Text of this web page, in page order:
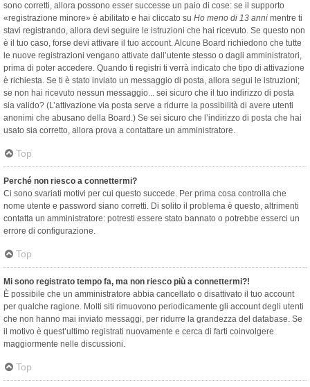
sono corretti, allora possono esser successe un paio di cose: se il supporto
«registrazione minore» è abilitato e hai cliccato su Ho meno di 13 anni mentre ti
stavi registrando, allora devi seguire le istruzioni che hai ricevuto. Se questo non
è il tuo caso, forse devi attivare il tuo account. Alcune Board richiedono che tutte
le nuove registrazioni vengano attivate dall’utente stesso o dagli amministratori,
prima di poter accedere. Quando ti registri ti verrà indicato che tipo di attivazione
è richiesta. Se ti è stato inviato un messaggio di posta, allora segui le istruzioni;
se non hai ricevuto nessun messaggio... sei sicuro che il tuo indirizzo di posta
sia valido? (L’attivazione via posta serve a ridurre la possibilità di avere utenti
anonimi che abusano della Board.) Se sei sicuro che l’indirizzo di posta che hai
usato sia corretto, allora prova a contattare un amministratore.
Top
Perché non riesco a connettermi?
Ci sono svariati motivi per cui questo succede. Per prima cosa controlla che
nome utente e password siano corretti. Di solito il problema è questo, altrimenti
contatta un amministratore: potresti essere stato bannato o potrebbe esserci un
errore di configurazione.
Top
Mi sono registrato tempo fa, ma non riesco più a connettermi?!
È possibile che un amministratore abbia cancellato o disattivato il tuo account
per qualche ragione. Molti siti rimuovono periodicamente gli account degli utenti
che non hanno mai inviato messaggi, per ridurre la grandezza del database. Se
il motivo è quest’ultimo registrati nuovamente e cerca di farti coinvolgere
maggiormente nelle discussioni.
Top